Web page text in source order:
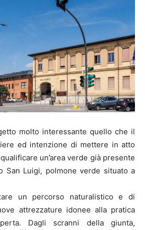
molto interessante quello che il
ed intenzione di mettere in atto
un’area verde già presente
San Luigi, polmone verde situato a
un percorso naturalistico e di
attrezzature idonee alla pratica
Dagli scranni della giunta,